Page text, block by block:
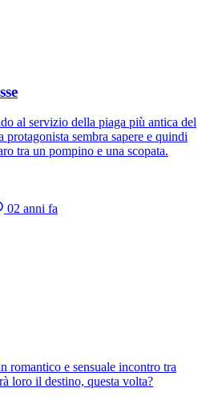
al servizio della piaga più antica del
protagonista sembra sapere e quindi
tra un pompino e una scopata.
02 anni fa
romantico e sensuale incontro tra
loro il destino, questa volta?